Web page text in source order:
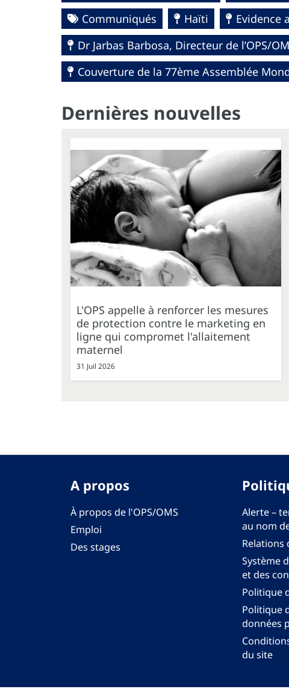
Communiqués
Haïti
Evidence
Dr Jarbas Barbosa, Directeur de l’OPS/
Couverture de la 77ème Assemblée
Dernières nouvelles
L'OPS appelle à renforcer les mesures
de protection contre le marketing en
ligne qui compromet l'allaitement
maternel
31 Juil 2026
A propos
À propos de l'OPS/OMS
Emploi
Des stages
Alerte –
au nom
Relations
Système
et des
Politique
Politique
données
du site